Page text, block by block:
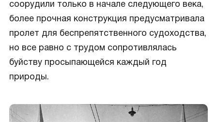
соорудили только в начале следующего века,
более прочная конструкция предусматривала
пролет для беспрепятственного судоходства,
но все равно с трудом сопротивлялась
буйству просыпающейся каждый год
природы.